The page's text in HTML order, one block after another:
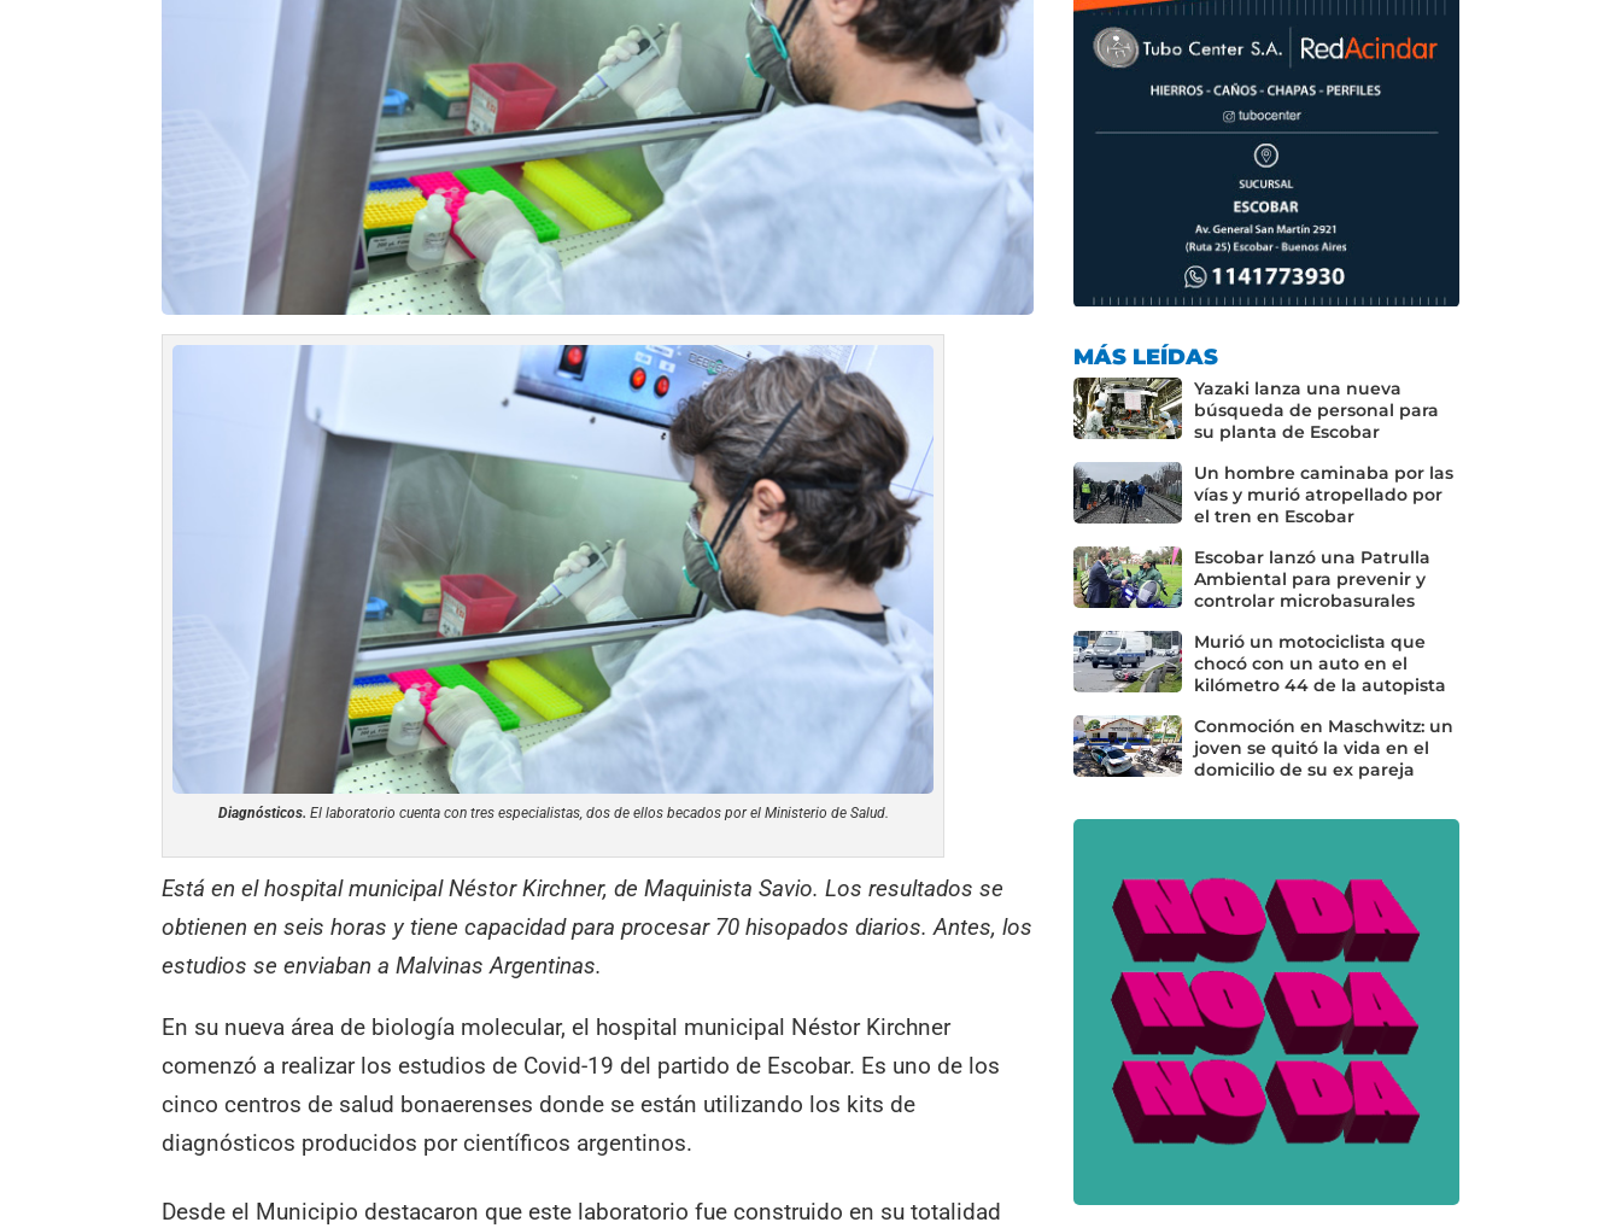
Diagnósticos. El laboratorio cuenta con tres especialistas, dos de ellos becados por el Ministerio de Salud.
Está en el hospital municipal Néstor Kirchner, de Maquinista Savio. Los resultados se
obtienen en seis horas y tiene capacidad para procesar 70 hisopados diarios. Antes, los
estudios se enviaban a Malvinas Argentinas.
En su nueva área de biología molecular, el hospital municipal Néstor Kirchner
comenzó a realizar los estudios de Covid-19 del partido de Escobar. Es uno de los
cinco centros de salud bonaerenses donde se están utilizando los kits de
diagnósticos producidos por científicos argentinos.
Desde el Municipio destacaron que este laboratorio fue construido en su totalidad
MÁS LEÍDAS
Yazaki lanza una nueva
búsqueda de personal para
su planta de Escobar
Un hombre caminaba por las
vías y murió atropellado por
el tren en Escobar
Escobar lanzó una Patrulla
Ambiental para prevenir y
controlar microbasurales
Murió un motociclista que
chocó con un auto en el
kilómetro 44 de la autopista
Conmoción en Maschwitz: un
joven se quitó la vida en el
domicilio de su ex pareja